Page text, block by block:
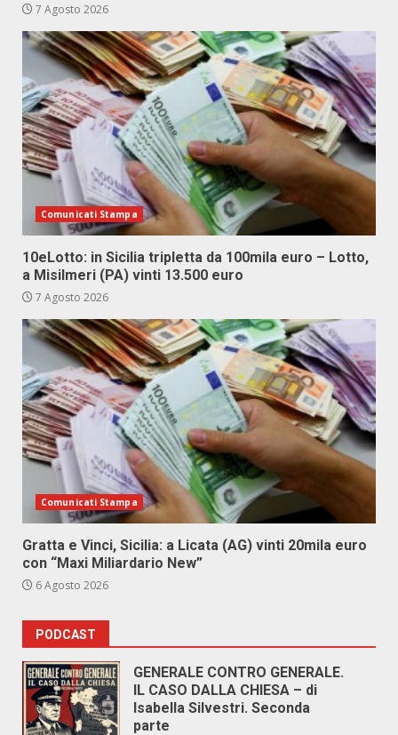
7 Agosto 2026
Comunicati Stampa
10eLotto: in Sicilia tripletta da 100mila euro – Lotto,
a Misilmeri (PA) vinti 13.500 euro
7 Agosto 2026
Comunicati Stampa
Gratta e Vinci, Sicilia: a Licata (AG) vinti 20mila euro
con “Maxi Miliardario New”
6 Agosto 2026
PODCAST
GENERALE CONTRO GENERALE.
IL CASO DALLA CHIESA – di
Isabella Silvestri. Seconda
parte